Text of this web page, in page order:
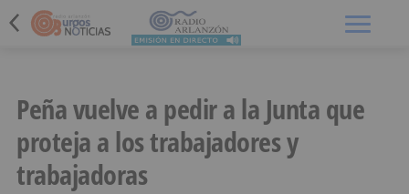
Peña vuelve a pedir a la Junta que
proteja a los trabajadores y
trabajadoras